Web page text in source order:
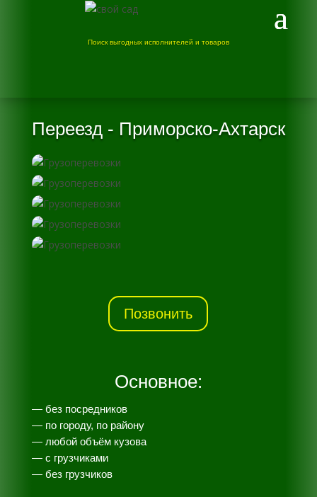
Поиск выгодных исполнителей и товаров
Переезд - Приморско-Ахтарск
Позвонить
Основное:
— без посредников
— по городу, по району
— любой объём кузова
— с грузчиками
— без грузчиков